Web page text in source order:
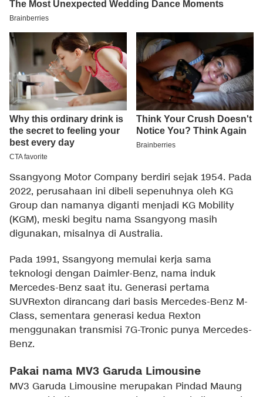
Ssangyong Motor Company berdiri sejak 1954. Pada
2022, perusahaan ini dibeli sepenuhnya oleh KG
Group dan namanya diganti menjadi KG Mobility
(KGM), meski begitu nama Ssangyong masih
digunakan, misalnya di Australia.
Pada 1991, Ssangyong memulai kerja sama
teknologi dengan Daimler-Benz, nama induk
Mercedes-Benz saat itu. Generasi pertama
SUVRexton dirancang dari basis Mercedes-Benz M-
Class, sementara generasi kedua Rexton
menggunakan transmisi 7G-Tronic punya Mercedes-
Benz.
Pakai nama MV3 Garuda Limousine
MV3 Garuda Limousine merupakan Pindad Maung